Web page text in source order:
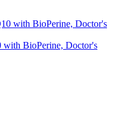
with BioPerine, Doctor's